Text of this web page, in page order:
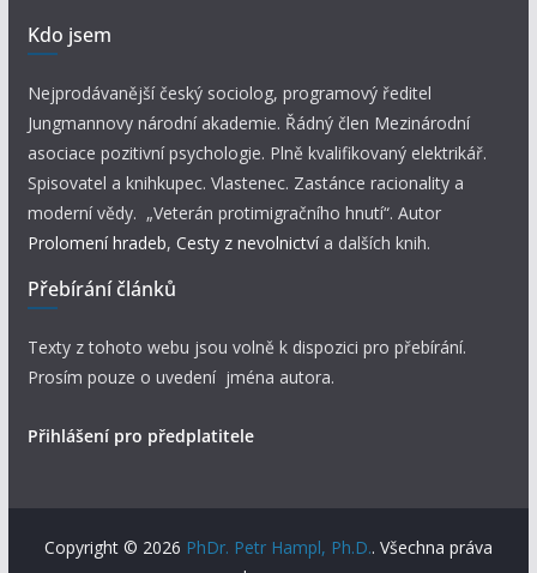
Kdo jsem
Nejprodávanější český sociolog, programový ředitel
Jungmannovy národní akademie. Řádný člen Mezinárodní
asociace pozitivní psychologie. Plně kvalifikovaný elektrikář.
Spisovatel a knihkupec. Vlastenec. Zastánce racionality a
moderní vědy. „Veterán protimigračního hnutí“. Autor
Prolomení hradeb, Cesty z nevolnictví a dalších knih.
Přebírání článků
Texty z tohoto webu jsou volně k dispozici pro přebírání.
Prosím pouze o uvedení jména autora.
Přihlášení pro předplatitele
Copyright © 2026 PhDr. Petr Hampl, Ph.D.. Všechna práva